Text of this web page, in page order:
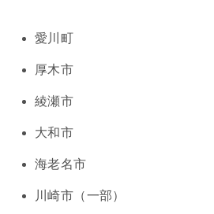
愛川町
厚木市
綾瀬市
大和市
海老名市
川崎市（一部）